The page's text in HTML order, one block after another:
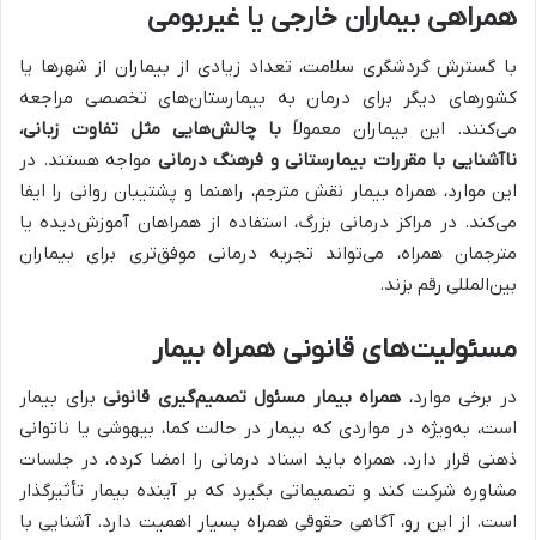
همراهی بیماران خارجی یا غیربومی
با گسترش گردشگری سلامت، تعداد زیادی از بیماران از شهرها یا
کشورهای دیگر برای درمان به بیمارستان‌های تخصصی مراجعه
می‌کنند. این بیماران معمولاً با چالش‌هایی مثل تفاوت زبانی،
ناآشنایی با مقررات بیمارستانی و فرهنگ درمانی مواجه هستند. در
این موارد، همراه بیمار نقش مترجم، راهنما و پشتیبان روانی را ایفا
می‌کند. در مراکز درمانی بزرگ، استفاده از همراهان آموزش‌دیده یا
مترجمان همراه، می‌تواند تجربه درمانی موفق‌تری برای بیماران
بین‌المللی رقم بزند.
مسئولیت‌های قانونی همراه بیمار
در برخی موارد، همراه بیمار مسئول تصمیم‌گیری قانونیبرای بیمار
است، به‌ویژه در مواردی که بیمار در حالت کما، بیهوشی یا ناتوانی
ذهنی قرار دارد. همراه باید اسناد درمانی را امضا کرده، در جلسات
مشاوره شرکت کند و تصمیماتی بگیرد که بر آینده بیمار تأثیرگذار
است. از این رو، آگاهی حقوقی همراه بسیار اهمیت دارد. آشنایی با